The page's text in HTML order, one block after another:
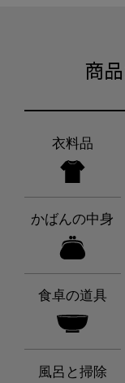
商
衣料品
かばんの中身
食卓の道具
風呂と掃除